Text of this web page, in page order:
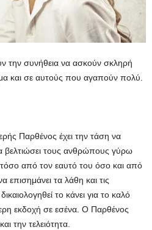
την συνήθεια να ασκούν σκληρή
και σε αυτούς που αγαπούν πολύ.
Παρθένος έχει την τάση να
βελτιώσει τους ανθρώπους γύρω
από τον εαυτό του όσο και από
επισημάνει τα λάθη και τις
το κάνει για το καλό
εκδοχή σε εσένα. Ο Παρθένος
την τελειότητα.